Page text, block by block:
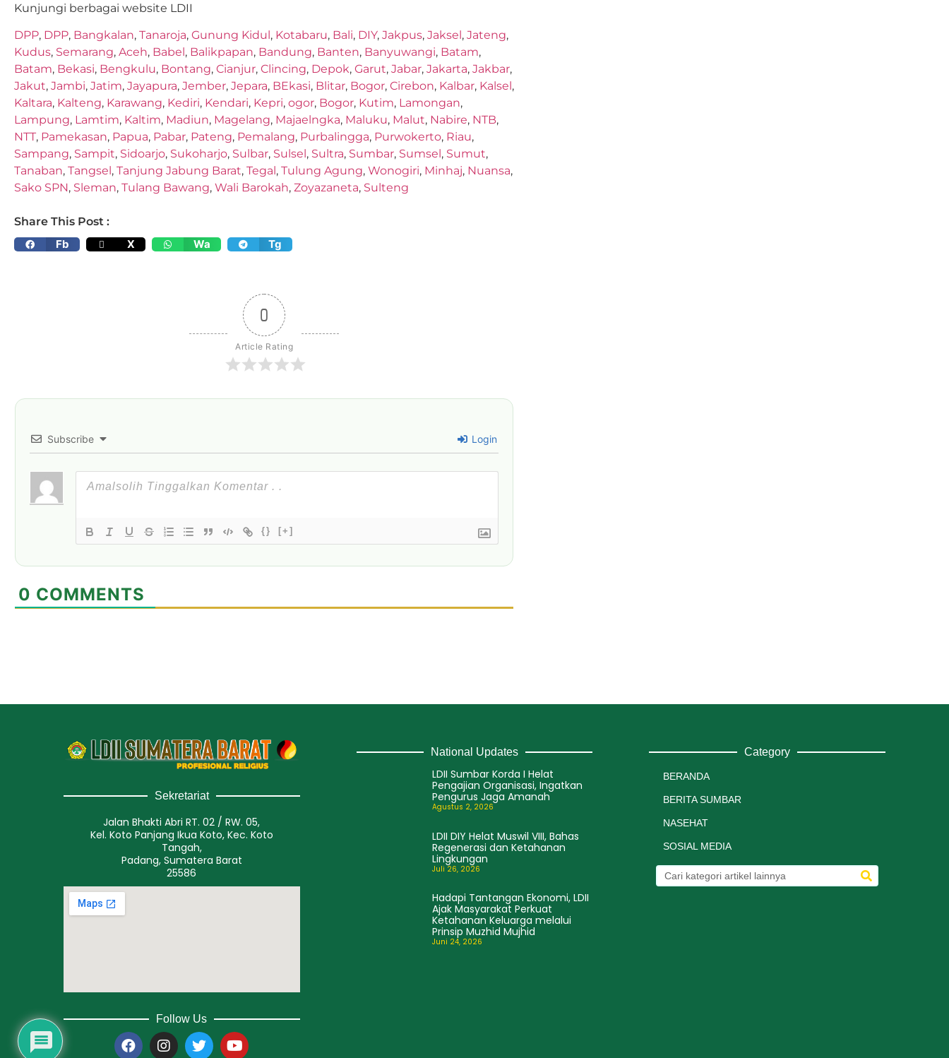
Kunjungi berbagai website LDII
DPP, DPP, Bangkalan, Tanaroja, Gunung Kidul, Kotabaru, Bali, DIY, Jakpus, Jaksel, Jateng,
Kudus, Semarang, Aceh, Babel, Balikpapan, Bandung, Banten, Banyuwangi, Batam,
Batam, Bekasi, Bengkulu, Bontang, Cianjur, Clincing, Depok, Garut, Jabar, Jakarta, Jakbar,
Jakut, Jambi, Jatim, Jayapura, Jember, Jepara, BEkasi, Blitar, Bogor, Cirebon, Kalbar, Kalsel,
Kaltara, Kalteng, Karawang, Kediri, Kendari, Kepri, ogor, Bogor, Kutim, Lamongan,
Lampung, Lamtim, Kaltim, Madiun, Magelang, Majaelngka, Maluku, Malut, Nabire, NTB,
NTT, Pamekasan, Papua, Pabar, Pateng, Pemalang, Purbalingga, Purwokerto, Riau,
Sampang, Sampit, Sidoarjo, Sukoharjo, Sulbar, Sulsel, Sultra, Sumbar, Sumsel, Sumut,
Tanaban, Tangsel, Tanjung Jabung Barat, Tegal, Tulung Agung, Wonogiri, Minhaj, Nuansa,
Sako SPN, Sleman, Tulang Bawang, Wali Barokah, Zoyazaneta, Sulteng
Share This Post :
Fb
X Wa Tg
0
Article Rating
Subscribe Login
{} [+]
0 COMMENTS
Sekretariat
Jalan Bhakti Abri RT. 02 / RW. 05,
Kel. Koto Panjang Ikua Koto, Kec. Koto
Tangah,
Padang, Sumatera Barat
25586
Follow Us
National Updates
LDII Sumbar Korda I Helat
Pengajian Organisasi, Ingatkan
Pengurus Jaga Amanah
Agustus 2, 2026
LDII DIY Helat Muswil VIII, Bahas
Regenerasi dan Ketahanan
Lingkungan
Juli 26, 2026
Hadapi Tantangan Ekonomi, LDII
Ajak Masyarakat Perkuat
Ketahanan Keluarga melalui
Prinsip Muzhid Mujhid
Juni 24, 2026
Category
BERANDA
BERITA SUMBAR
NASEHAT
SOSIAL MEDIA